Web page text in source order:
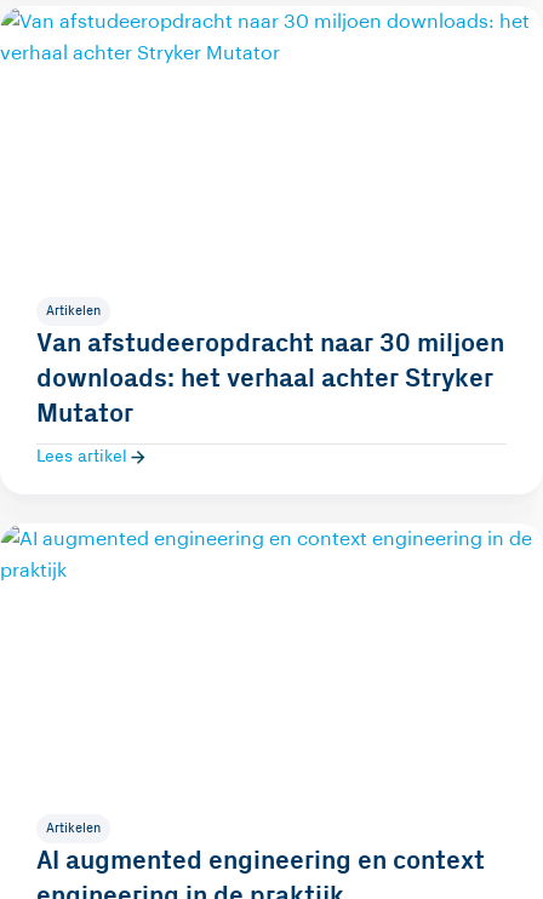
Artikelen
Van afstudeeropdracht naar 30 miljoen
downloads: het verhaal achter Stryker
Mutator
Lees artikel
Artikelen
AI augmented engineering en context